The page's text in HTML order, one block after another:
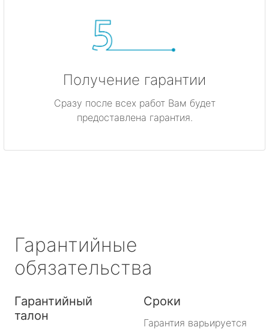
Получение гарантии
Сразу после всех работ Вам будет
предоставлена гарантия.
Гарантийные
обязательства
Гарантийный
талон
Сроки
Гарантия варьируется